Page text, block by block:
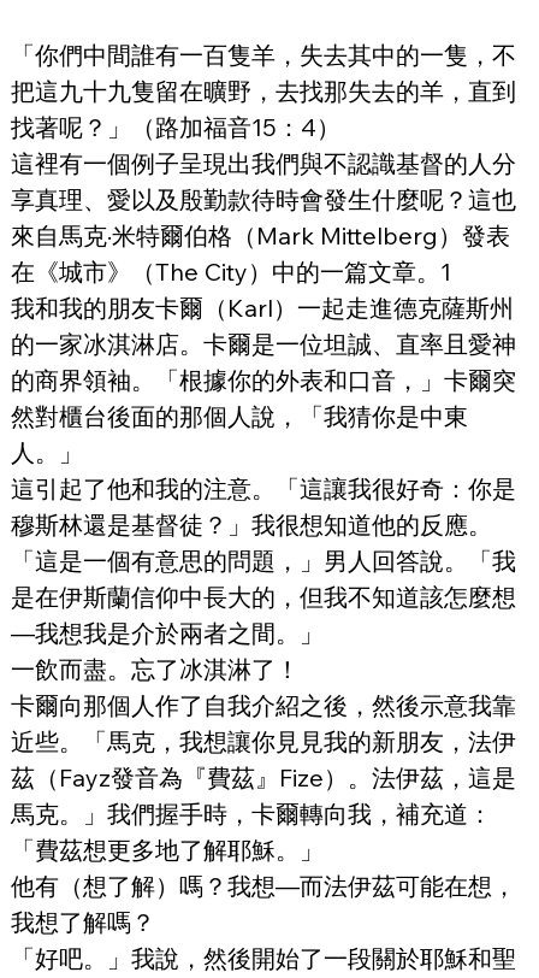
「你們中間誰有一百隻羊，失去其中的一隻，不
把這九十九隻留在曠野，去找那失去的羊，直到
找著呢？」（路加福音15：4）
這裡有一個例子呈現出我們與不認識基督的人分
享真理、愛以及殷勤款待時會發生什麼呢？這也
來自馬克·米特爾伯格（Mark Mittelberg）發表
在《城市》（The City）中的一篇文章。1
我和我的朋友卡爾（Karl）一起走進德克薩斯州
的一家冰淇淋店。卡爾是一位坦誠、直率且愛神
的商界領袖。「根據你的外表和口音，」卡爾突
然對櫃台後面的那個人說，「我猜你是中東
人。」
這引起了他和我的注意。「這讓我很好奇：你是
穆斯林還是基督徒？」我很想知道他的反應。
「這是一個有意思的問題，」男人回答說。「我
是在伊斯蘭信仰中長大的，但我不知道該怎麼想
—我想我是介於兩者之間。」
一飲而盡。忘了冰淇淋了！
卡爾向那個人作了自我介紹之後，然後示意我靠
近些。「馬克，我想讓你見見我的新朋友，法伊
茲（Fayz發音為『費茲』Fize）。法伊茲，這是
馬克。」我們握手時，卡爾轉向我，補充道：
「費茲想更多地了解耶穌。」
他有（想了解）嗎？我想—而法伊茲可能在想，
我想了解嗎？
「好吧。」我說，然後開始了一段關於耶穌和聖